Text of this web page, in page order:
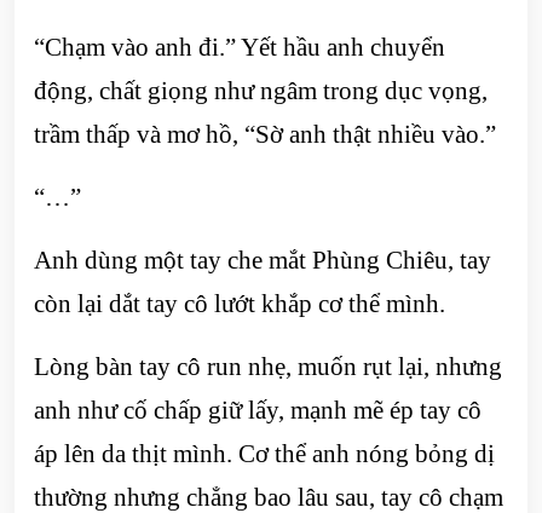
“Chạm vào anh đi.” Yết hầu anh chuyển
động, chất giọng như ngâm trong dục vọng,
trầm thấp và mơ hồ, “Sờ anh thật nhiều vào.”
“…”
Anh dùng một tay che mắt Phùng Chiêu, tay
còn lại dắt tay cô lướt khắp cơ thể mình.
Lòng bàn tay cô run nhẹ, muốn rụt lại, nhưng
anh như cố chấp giữ lấy, mạnh mẽ ép tay cô
áp lên da thịt mình. Cơ thể anh nóng bỏng dị
thường nhưng chẳng bao lâu sau, tay cô chạm